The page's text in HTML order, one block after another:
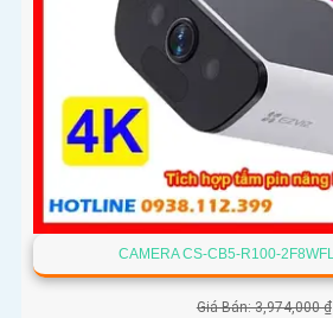
CAMERA CS-CB5-R100-
Giá Bán: 3,974,000 ₫